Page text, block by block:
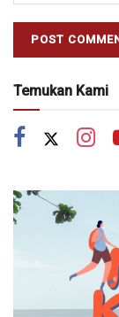
Temukan Kami